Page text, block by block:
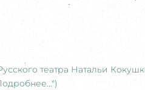
театра Натальи